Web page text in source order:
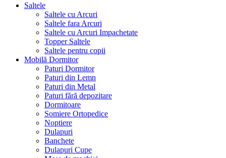
Saltele
Saltele cu Arcuri
Saltele fara Arcuri
Saltele cu Arcuri Impachetate
Topper Saltele
Saltele pentru copii
Mobilă Dormitor
Paturi Dormitor
Paturi din Lemn
Paturi din Metal
Paturi fără depozitare
Dormitoare
Somiere Ortopedice
Noptiere
Dulapuri
Banchete
Dulapuri Cupe